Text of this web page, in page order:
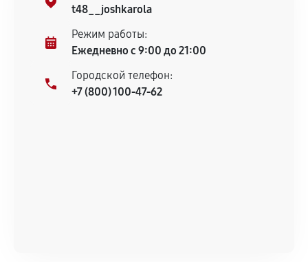
t48__joshkarola
Режим работы:
Ежедневно с 9:00 до 21:00
Городской телефон:
+7 (800) 100-47-62